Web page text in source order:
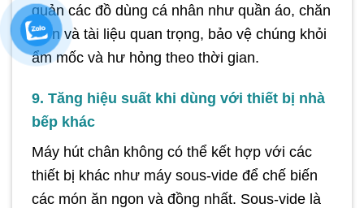
quản các đồ dùng cá nhân như quần áo, chăn
mền và tài liệu quan trọng, bảo vệ chúng khỏi
ẩm mốc và hư hỏng theo thời gian.
9. Tăng hiệu suất khi dùng với thiết bị nhà
bếp khác
Máy hút chân không có thể kết hợp với các
thiết bị khác như máy sous-vide để chế biến
các món ăn ngon và đồng nhất. Sous-vide là